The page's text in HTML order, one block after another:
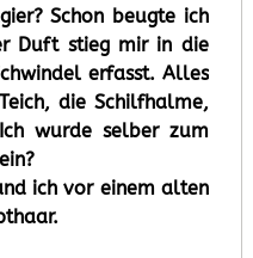
Schon beugte ich
Duft stieg mir in die
erfasst. Alles
die Schilfhalme,
wurde selber zum
ich vor einem alten